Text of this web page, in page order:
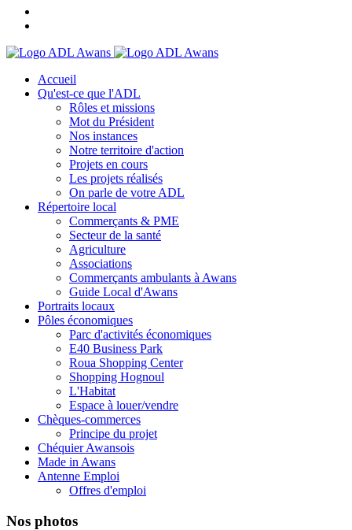
Accueil
Qu'est-ce que l'ADL
Rôles et missions
Mot du Président
Nos instances
Notre territoire d'action
Projets en cours
Les projets réalisés
On parle de votre ADL
Répertoire local
Commerçants & PME
Secteur de la santé
Agriculture
Associations
Commerçants ambulants à Awans
Guide Local d'Awans
Portraits locaux
Pôles économiques
Parc d'activités économiques
E40 Business Park
Roua Shopping Center
Shopping Hognoul
L'Habitat
Espace à louer/vendre
Chèques-commerces
Principe du projet
Chéquier Awansois
Made in Awans
Antenne Emploi
Offres d'emploi
Nos photos